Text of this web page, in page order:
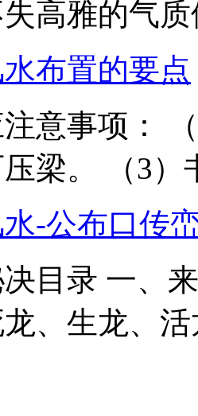
高雅的气
布置的要点
意事项：
梁。 （3）
-公布口传
目录 一、
、生龙、